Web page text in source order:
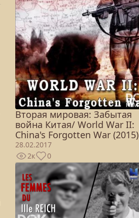
Вторая мировая: Забытая
война Китая/ World War II:
China's Forgotten War (2015)
28.02.2017
2к
0